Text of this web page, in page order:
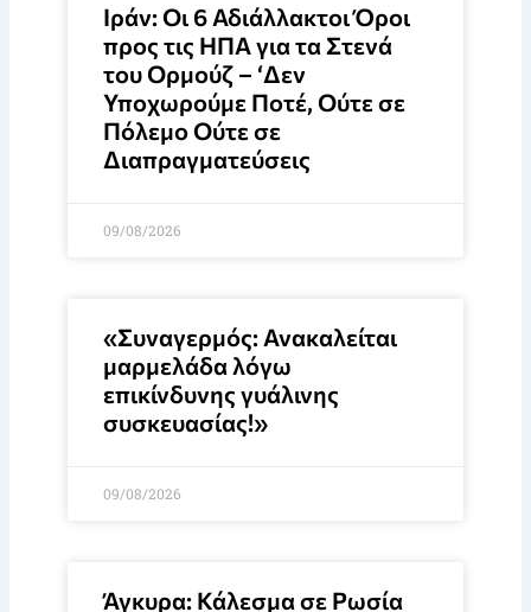
Ιράν: Οι 6 Αδιάλλακτοι Όροι
προς τις ΗΠΑ για τα Στενά
του Ορμούζ – ‘Δεν
Υποχωρούμε Ποτέ, Ούτε σε
Πόλεμο Ούτε σε
Διαπραγματεύσεις
09/08/2026
«Συναγερμός: Ανακαλείται
μαρμελάδα λόγω
επικίνδυνης γυάλινης
συσκευασίας!»
09/08/2026
Άγκυρα: Κάλεσμα σε Ρωσία